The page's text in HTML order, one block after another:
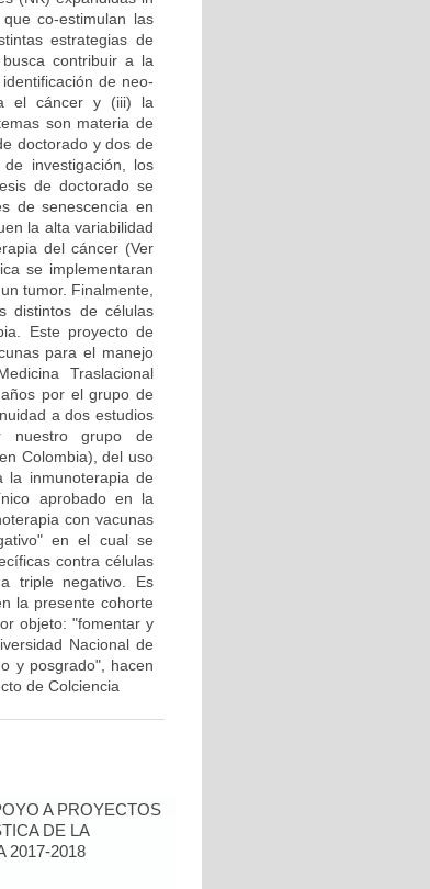
co-estimulan las
estrategias de
contribuir a la
de neo-
el cáncer y (iii) la
son materia de
doctorado y dos de
investigación, los
de doctorado se
de senescencia en
la alta variabilidad
del cáncer (Ver
se implementaran
tumor. Finalmente,
distintos de células
Este proyecto de
para el manejo
Traslacional
por el grupo de
a dos estudios
nuestro grupo de
Colombia), del uso
la inmunoterapia de
aprobado en la
con vacunas
en el cual se
contra células
triple negativo. Es
la presente cohorte
objeto: "fomentar y
Nacional de
y posgrado", hacen
de Colciencia
A PROYECTOS
DE LA
2017-2018